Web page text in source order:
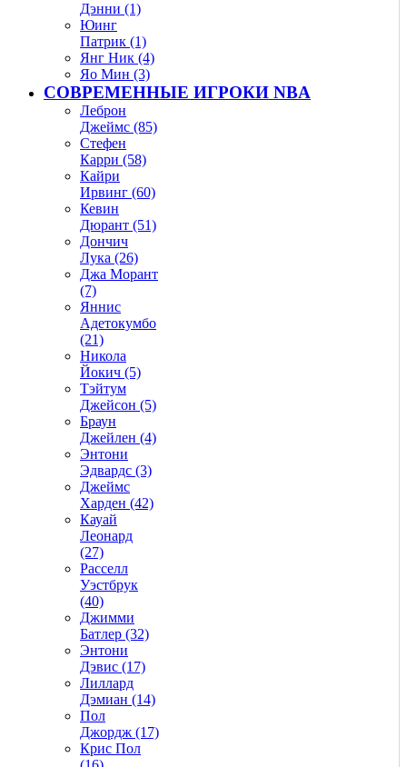
Дэнни (1)
Юинг
Патрик (1)
Янг Ник (4)
Яо Мин (3)
СОВРЕМЕННЫЕ ИГРОКИ NBA
Леброн
Джеймс (85)
Стефен
Карри (58)
Кайри
Ирвинг (60)
Кевин
Дюрант (51)
Дончич
Лука (26)
Джа Морант
(7)
Яннис
Адетокумбо
(21)
Никола
Йокич (5)
Тэйтум
Джейсон (5)
Браун
Джейлен (4)
Энтони
Эдвардс (3)
Джеймс
Харден (42)
Кауай
Леонард
(27)
Расселл
Уэстбрук
(40)
Джимми
Батлер (32)
Энтони
Дэвис (17)
Лиллард
Дэмиан (14)
Пол
Джордж (17)
Крис Пол